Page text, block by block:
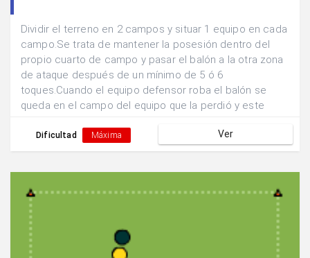
Dividir el terreno en 2 campos y situar 1 equipo en cada
campo.Se trata de mantener la posesión dentro del
propio cuarto de campo y pasar el balón a la otra zona
de ataque después de un mínimo de 5 ó 6
toques.Cuando el equipo defensor roba el balón se
queda en el campo del equipo que la perdió y este
Dificultad Máxima Ver